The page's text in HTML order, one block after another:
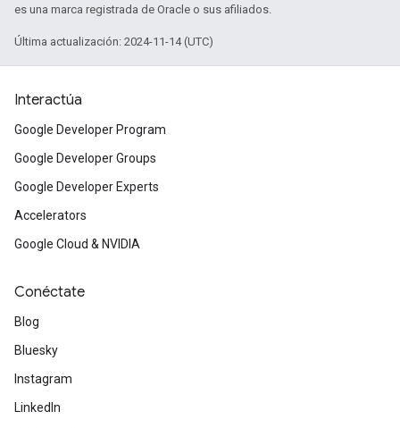
es una marca registrada de Oracle o sus afiliados.
Última actualización: 2024-11-14 (UTC)
Interactúa
Google Developer Program
Google Developer Groups
Google Developer Experts
Accelerators
Google Cloud & NVIDIA
Conéctate
Blog
Bluesky
Instagram
LinkedIn